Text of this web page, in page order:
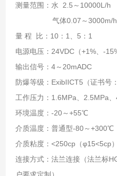
测量范围：水 2.5～10000L/h
气体0.07～3000m/h（
量 程 比：10：1、5：1
电源电压：24VDC（+1%、-
输出信号：4～20mADC
防爆等级：ExibIICT5（证书号
工作压力：1.6MPa、2.5MPa
环境温度：-20～+55℃
介质温度：普通型-80～
介质粘度：<250cp（φ15<5cp）
连接方式：法兰连接（法兰标
户要求定制）